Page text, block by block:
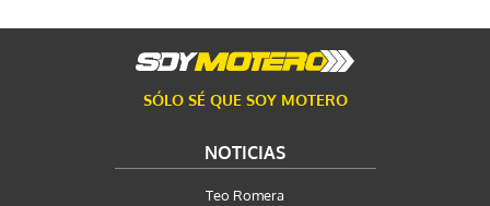
SÓLO SÉ QUE SOY MOTERO
NOTICIAS
Teo Romera